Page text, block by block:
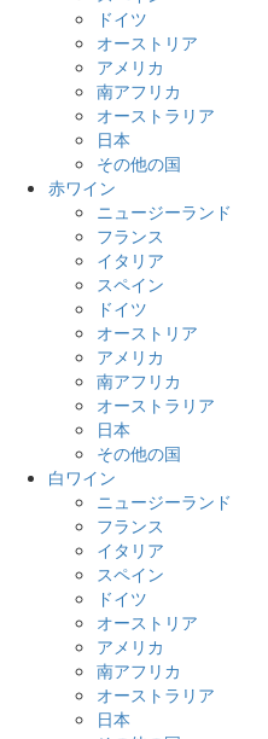
ドイツ
オーストリア
アメリカ
南アフリカ
オーストラリア
日本
その他の国
赤ワイン
ニュージーランド
フランス
イタリア
スペイン
ドイツ
オーストリア
アメリカ
南アフリカ
オーストラリア
日本
その他の国
白ワイン
ニュージーランド
フランス
イタリア
スペイン
ドイツ
オーストリア
アメリカ
南アフリカ
オーストラリア
日本